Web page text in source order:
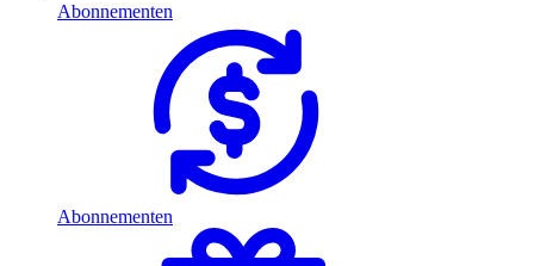
Abonnementen
Abonnementen